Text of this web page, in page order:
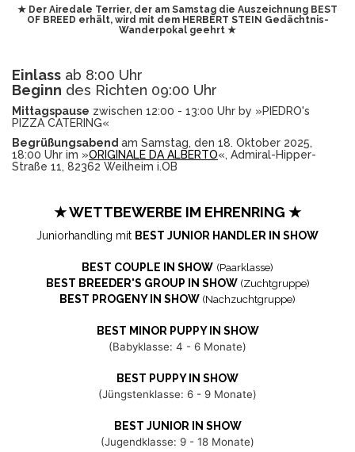
★ Der Airedale Terrier, der am Samstag die Auszeichnung BEST
OF BREED erhält, wird mit dem HERBERT STEIN Gedächtnis-
Wanderpokal geehrt ★
Einlass ab 8:00 Uhr
Beginn des Richten 09:00 Uhr
Mittagspause zwischen 12:00 - 13:00 Uhr by »PIEDRO's
PIZZA CATERING«
Begrüßungsabend am Samstag, den 18. Oktober 2025,
18:00 Uhr im »ORIGINALE DA ALBERTO«, Admiral-Hipper-
Straße 11, 82362 Weilheim i.OB
★ WETTBEWERBE IM EHRENRING ★
Juniorhandling mit BEST JUNIOR HANDLER IN SHOW
BEST COUPLE IN SHOW (Paarklasse)
BEST BREEDER'S GROUP IN SHOW (Zuchtgruppe)
BEST PROGENY IN SHOW (Nachzuchtgruppe)
BEST MINOR PUPPY IN SHOW
(Babyklasse: 4 - 6 Monate)
BEST PUPPY IN SHOW
(Jüngstenklasse: 6 - 9 Monate)
BEST JUNIOR IN SHOW
(Jugendklasse: 9 - 18 Monate)